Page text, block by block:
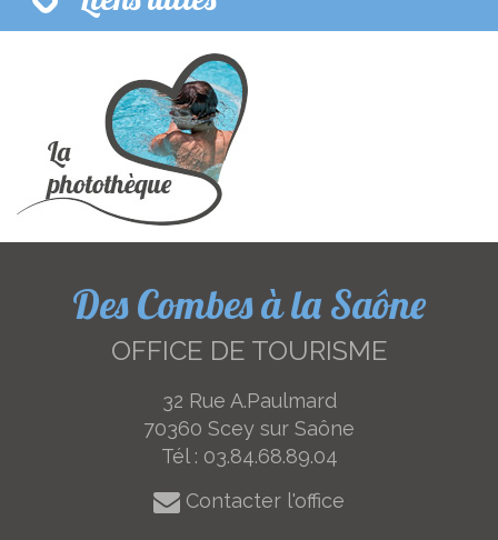
Des Combes à la Saône
OFFICE DE TOURISME
32 Rue A.Paulmard
70360 Scey sur Saône
Tél : 03.84.68.89.04
Contacter l'office